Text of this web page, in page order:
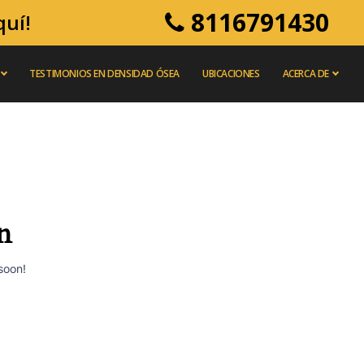
8116791430
TESTIMONIOS EN DENSIDAD ÓSEA UBICACIONES ACERCA DE